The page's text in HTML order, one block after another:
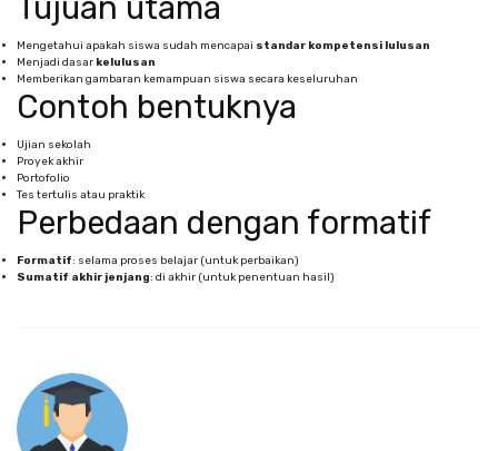
Mengetahui apakah siswa sudah mencapai standar kompetensi lulusan
Menjadi dasar kelulusan
Memberikan gambaran kemampuan siswa secara keseluruhan
Contoh bentuknya
Ujian sekolah
Proyek akhir
Portofolio
Tes tertulis atau praktik
Perbedaan dengan formatif
Formatif: selama proses belajar (untuk perbaikan)
Sumatif akhir jenjang: di akhir (untuk penentuan hasil)